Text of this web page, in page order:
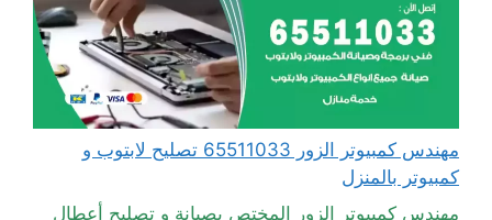
مهندس كمبيوتر الزور 65511033 تصليح لابتوب و
كمبيوتر بالمنزل
مهندس كمبيوتر الزور المختص بصيانة و تصليح أعطال